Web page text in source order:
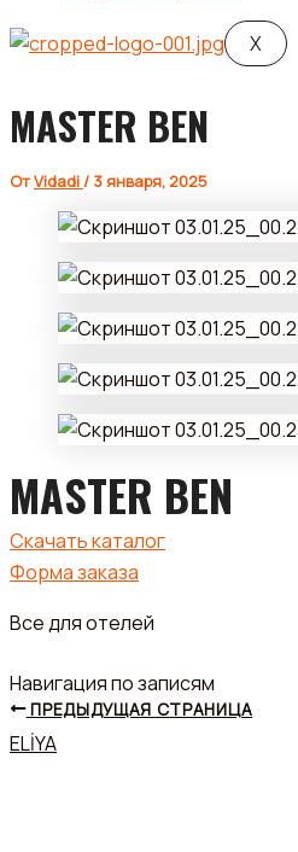
X
MASTER BEN
ОтVidadi / 3 января, 2025
MASTER BEN
Скачать каталог
Форма заказа
Все для отелей
Навигация по записям
ПРЕДЫДУЩАЯ СТРАНИЦА
ELİYA